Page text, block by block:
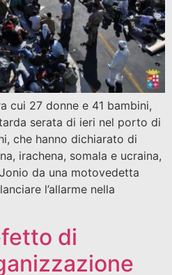
cui 27 donne e 41 bambini,
serata di ieri nel porto di
che hanno dichiarato di
irachena, somala e ucraina,
da una motovedetta
l’allarme nella
di